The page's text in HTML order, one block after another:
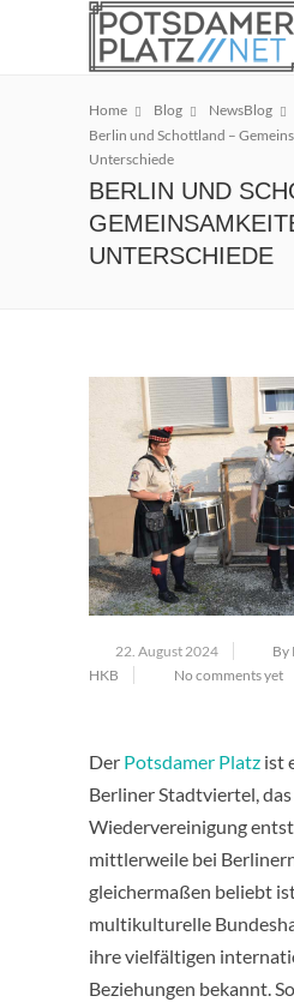
Home Blog
NewsBlog
Berlin und Schottland –
Unterschiede
BERLIN UND
UNTERSCHIEDE
22. August 2024
By
HKB
No comments yet
Der Potsdamer Platz ist
Berliner Stadtviertel,
Wiedervereinigung
mittlerweile bei
gleichermaßen beliebt
multikulturelle
ihre vielfältigen
Beziehungen bekannt.